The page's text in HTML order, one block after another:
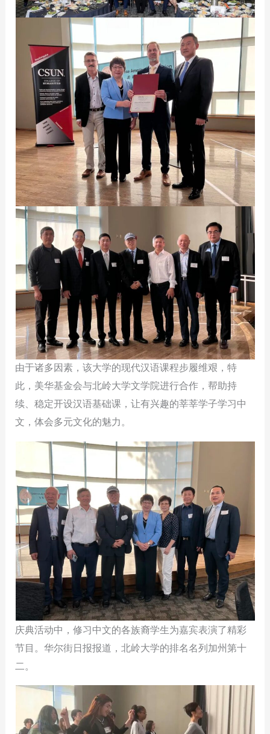
由于诸多因素，该大学的现代汉语课程步履维艰，特
此，美华基金会与北岭大学文学院进行合作，帮助持
续、稳定开设汉语基础课，让有兴趣的莘莘学子学习中
文，体会多元文化的魅力。
庆典活动中，修习中文的各族裔学生为嘉宾表演了精彩
节目。华尔街日报报道，北岭大学的排名名列加州第十
二。